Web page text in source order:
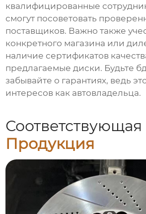
квалифицированные
смогут посоветовать
поставщиков. Важно также
конкретного магазина или
наличие сертификатов
предлагаемые диски. Будьте
забывайте о гарантиях, ведь
интересов как автовладельца.
Соответствующая
Продукция